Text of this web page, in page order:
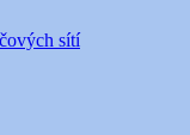
sítí